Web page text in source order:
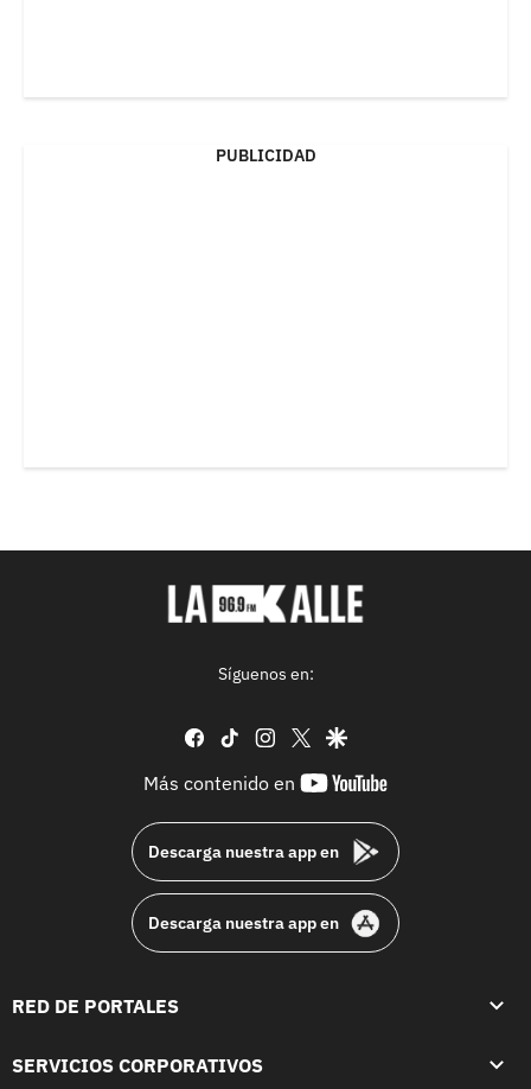
PUBLICIDAD
Síguenos en:
facebook
tiktok instagram
twittergoogle
Más contenido en
youtube-
Descarga nuestra app en
Descarga nuestra app en
RED DE PORTALES
SERVICIOS CORPORATIVOS